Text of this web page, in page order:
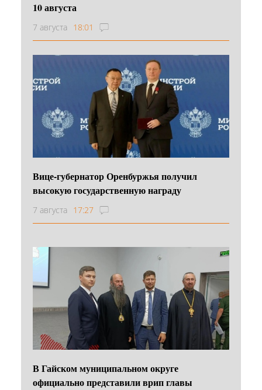
10 августа
7 августа 18:01
Вице-губернатор Оренбуржья получил
высокую государственную награду
7 августа 17:27
В Гайском муниципальном округе
официально представили врип главы